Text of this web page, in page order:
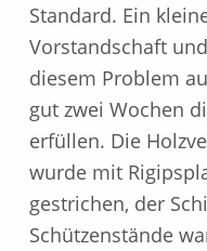
Standard. Ein
Vorstandschaft
diesem Problem
gut zwei Wochen
erfüllen. Die
wurde mit
gestrichen, der
Schützenstände